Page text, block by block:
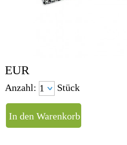
EUR
Anzahl: Stück